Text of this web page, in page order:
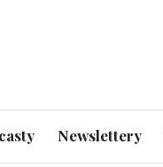
Newslettery